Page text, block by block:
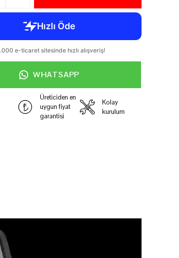
WHATSAPP
Üreticiden en
uygun fiyat
garantisi
Kolay
kurulum